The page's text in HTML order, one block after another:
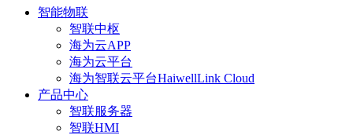
智能物联
智联中枢
海为云APP
海为云平台
海为智联云平台HaiwellLink Cloud
产品中心
智联服务器
智联HMI